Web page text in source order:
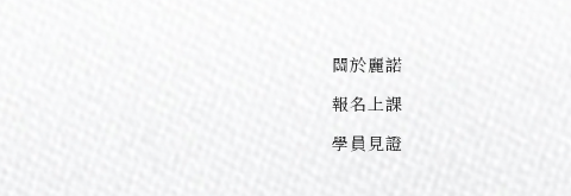
關於麗諾
報名上課
學員見證